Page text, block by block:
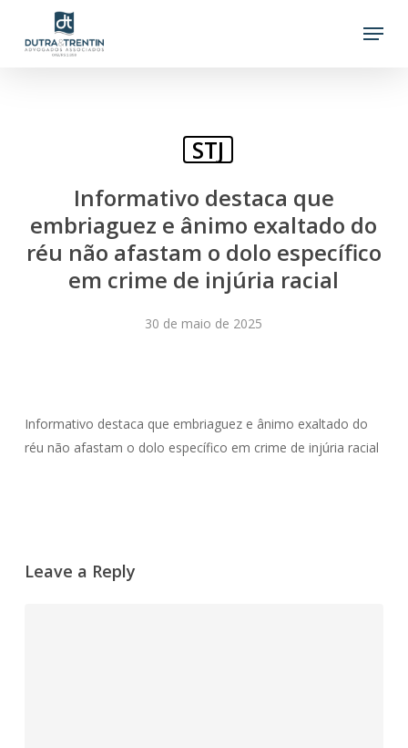
Menu
STJ
Informativo destaca que
embriaguez e ânimo exaltado do
réu não afastam o dolo específico
em crime de injúria racial
30 de maio de 2025
Informativo destaca que embriaguez e ânimo exaltado do
réu não afastam o dolo específico em crime de injúria racial
Leave a Reply